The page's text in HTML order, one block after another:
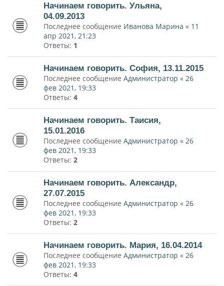
Начинаем говорить. Ульяна,
04.09.2013
Последнее сообщение Иванова Марина « 11
апр 2021, 21:23
Ответы: 1
Начинаем говорить. София, 13.11.2015
Последнее сообщение Администратор « 26
фев 2021, 19:33
Ответы: 4
Начинаем говорить. Таисия,
15.01.2016
Последнее сообщение Администратор « 26
фев 2021, 19:33
Ответы: 2
Начинаем говорить. Александр,
27.07.2015
Последнее сообщение Администратор « 26
фев 2021, 19:33
Ответы: 2
Начинаем говорить. Мария, 16.04.2014
Последнее сообщение Администратор « 26
фев 2021, 19:33
Ответы: 4